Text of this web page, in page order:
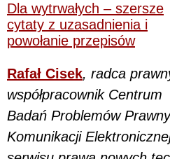
Dla wytrwałych – szersze
cytaty z uzasadnienia i
powołanie przepisów
Rafał Cisek, radca
współpracownik Centrum
Badań Problemów
Komunikacji